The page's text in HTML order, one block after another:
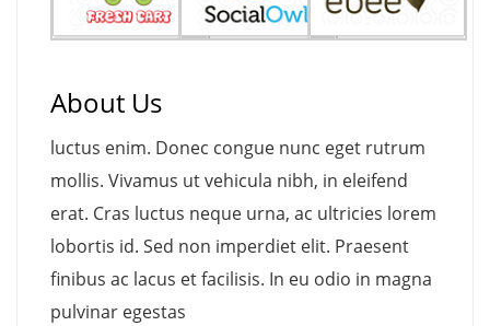
About Us
luctus enim. Donec congue nunc eget rutrum
mollis. Vivamus ut vehicula nibh, in eleifend
erat. Cras luctus neque urna, ac ultricies lorem
lobortis id. Sed non imperdiet elit. Praesent
finibus ac lacus et facilisis. In eu odio in magna
pulvinar egestas